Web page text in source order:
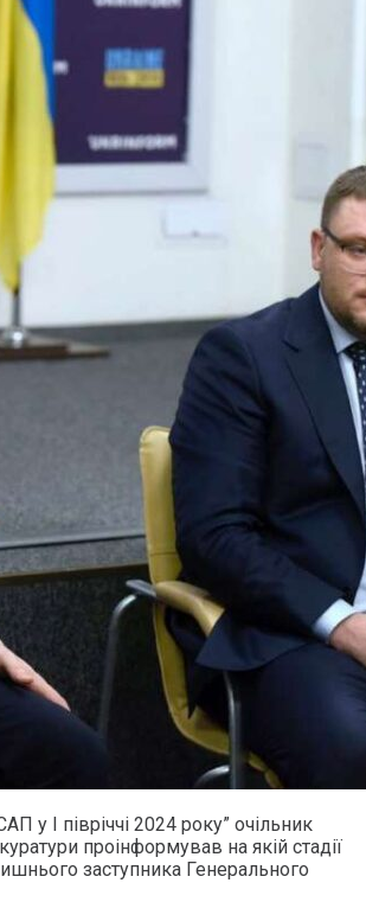
у І півріччі 2024 року” очільник
проінформував на якій стадії
заступника Генерального